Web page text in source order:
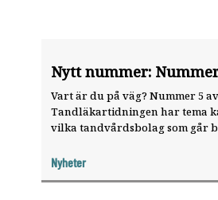
Nytt nummer:
Vart är du på väg? Nummer 5 av
Tandläkartidningen har tema
vilka tandvårdsbolag som går
vad du behöver tänka på när du
Nyheter